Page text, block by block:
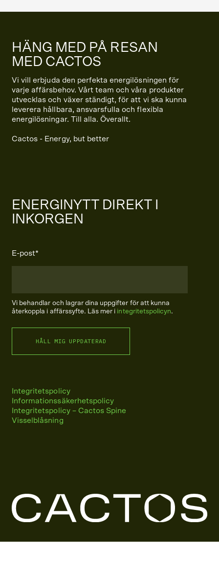
HÄNG MED PÅ RESAN
MED CACTOS
Vi vill erbjuda den perfekta energilösningen för
varje affärsbehov. Vårt team och våra produkter
utvecklas och växer ständigt, för att vi ska kunna
leverera hållbara, ansvarsfulla och flexibla
energilösningar. Till alla. Överallt.
Cactos - Energy, but better
ENERGINYTT DIREKT I
INKORGEN
E-post*
Vi behandlar och lagrar dina uppgifter för att kunna
återkoppla i affärssyfte. Läs mer i integritetspolicyn.
Integritetspolicy
Informationssäkerhetspolicy
Integritetspolicy – Cactos Spine
Visselblåsning